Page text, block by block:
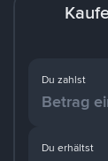
Du zahlst
Du erhältst